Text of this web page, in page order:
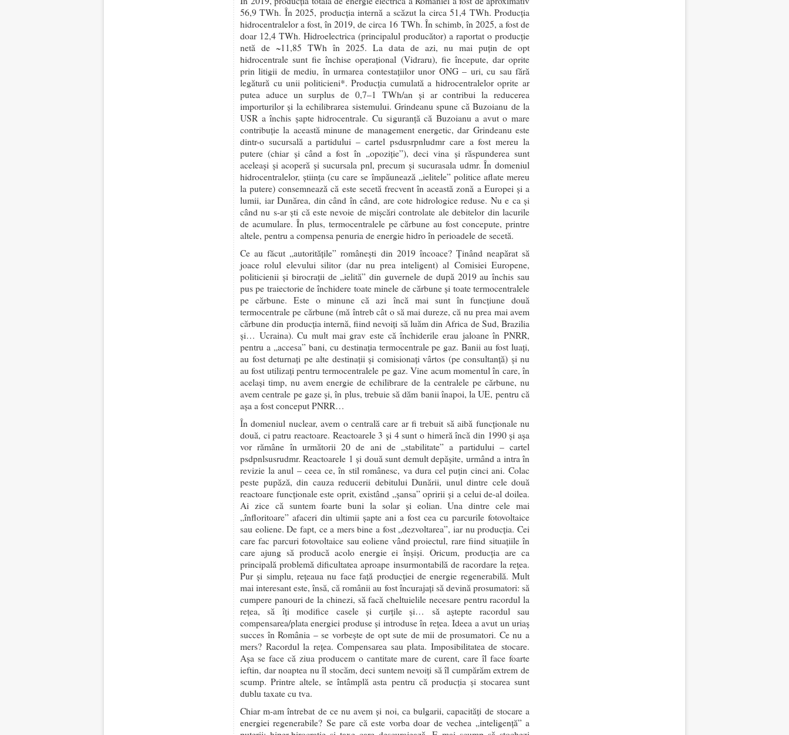
56,9 TWh. În 2025, producția internă a scăzut la circa 51,4 TWh. Producția
hidrocentralelor a fost, în 2019, de circa 16 TWh. În schimb, în 2025, a fost de
doar 12,4 TWh. Hidroelectrica (principalul producător) a raportat o producție
netă de ~11,85 TWh în 2025. La data de azi, nu mai puțin de opt
hidrocentrale sunt fie închise operațional (Vidraru), fie începute, dar oprite
prin litigii de mediu, în urmarea contestațiilor unor ONG – uri, cu sau fără
legătură cu unii politicieni*. Producția cumulată a hidrocentralelor oprite ar
putea aduce un surplus de 0,7–1 TWh/an și ar contribui la reducerea
importurilor și la echilibrarea sistemului. Grindeanu spune că Buzoianu de la
USR a închis șapte hidrocentrale. Cu siguranță că Buzoianu a avut o mare
contribuție la această minune de management energetic, dar Grindeanu este
dintr-o sucursală a partidului – cartel psdusrpnludmr care a fost mereu la
putere (chiar și când a fost în „opoziție”), deci vina și răspunderea sunt
aceleași și acoperă și sucursala pnl, precum și sucurasala udmr. În domeniul
hidrocentralelor, știința (cu care se împăunează „ielitele” politice aflate mereu
la putere) consemnează că este secetă frecvent în această zonă a Europei și a
lumii, iar Dunărea, din când în când, are cote hidrologice reduse. Nu e ca și
când nu s-ar ști că este nevoie de mișcări controlate ale debitelor din lacurile
de acumulare. În plus, termocentralele pe cărbune au fost concepute, printre
altele, pentru a compensa penuria de energie hidro în perioadele de secetă.
Ce au făcut „autoritățile” românești din 2019 încoace? Ținând neapărat să
joace rolul elevului silitor (dar nu prea inteligent) al Comisiei Europene,
politicienii și birocrații de „ielită” din guvernele de după 2019 au închis sau
pus pe traiectorie de închidere toate minele de cărbune și toate termocentralele
pe cărbune. Este o minune că azi încă mai sunt în funcțiune două
termocentrale pe cărbune (mă întreb cât o să mai dureze, că nu prea mai avem
cărbune din producția internă, fiind nevoiți să luăm din Africa de Sud, Brazilia
și… Ucraina). Cu mult mai grav este că închiderile erau jaloane în PNRR,
pentru a „accesa” bani, cu destinația termocentrale pe gaz. Banii au fost luați,
au fost deturnați pe alte destinații și comisionați vârtos (pe consultanță) și nu
au fost utilizați pentru termocentralele pe gaz. Vine acum momentul în care, în
același timp, nu avem energie de echilibrare de la centralele pe cărbune, nu
avem centrale pe gaze și, în plus, trebuie să dăm banii înapoi, la UE, pentru că
așa a fost conceput PNRR…
În domeniul nuclear, avem o centrală care ar fi trebuit să aibă funcționale nu
două, ci patru reactoare. Reactoarele 3 și 4 sunt o himeră încă din 1990 și așa
vor rămâne în următorii 20 de ani de „stabilitate” a partidului – cartel
psdpnlsusrudmr. Reactoarele 1 și două sunt demult depășite, urmând a intra în
revizie la anul – ceea ce, în stil românesc, va dura cel puțin cinci ani. Colac
peste pupăză, din cauza reducerii debitului Dunării, unul dintre cele două
reactoare funcționale este oprit, existând „șansa” opririi și a celui de-al doilea.
Ai zice că suntem foarte buni la solar și eolian. Una dintre cele mai
„înfloritoare” afaceri din ultimii șapte ani a fost cea cu parcurile fotovoltaice
sau eoliene. De fapt, ce a mers bine a fost „dezvoltarea”, iar nu producția. Cei
care fac parcuri fotovoltaice sau eoliene vând proiectul, rare fiind situațiile în
care ajung să producă acolo energie ei înșiși. Oricum, producția are ca
principală problemă dificultatea aproape insurmontabilă de racordare la rețea.
Pur și simplu, rețeaua nu face față producției de energie regenerabilă. Mult
mai interesant este, însă, că românii au fost încurajați să devină prosumatori: să
cumpere panouri de la chinezi, să facă cheltuielile necesare pentru racordul la
rețea, să îți modifice casele și curțile și… să aștepte racordul sau
compensarea/plata energiei produse și introduse în rețea. Ideea a avut un uriaș
succes în România – se vorbește de opt sute de mii de prosumatori. Ce nu a
mers? Racordul la rețea. Compensarea sau plata. Imposibilitatea de stocare.
Așa se face că ziua producem o cantitate mare de curent, care îl face foarte
ieftin, dar noaptea nu îl stocăm, deci suntem nevoiți să îl cumpărăm extrem de
scump. Printre altele, se întâmplă asta pentru că producția și stocarea sunt
dublu taxate cu tva.
Chiar m-am întrebat de ce nu avem și noi, ca bulgarii, capacități de stocare a
energiei regenerabile? Se pare că este vorba doar de vechea „inteligență” a